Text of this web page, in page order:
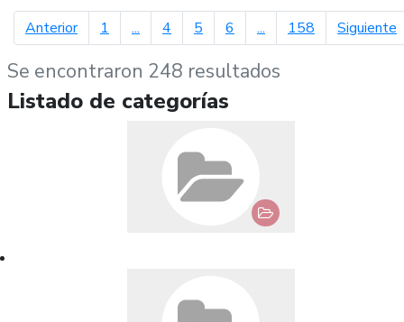
Anteriorpágina anterior
1 ... 4 5 6 ... 158 Siguiente
Se encontraron 248 resultados
Listado de categorías